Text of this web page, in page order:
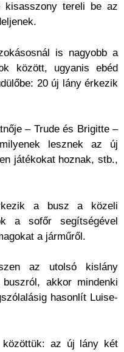
kisasszony tereli be az
is nagyobb a
között, ugyanis ebéd
20 új lány érkezik
– Trude és Brigitte –
lesznek az új
játékokat hoznak, stb.,
a busz a közeli
a sofőr segítségével
a járműről.
az utolsó kislány
akkor mindenki
hasonlít Luise-
közöttük: az új lány két